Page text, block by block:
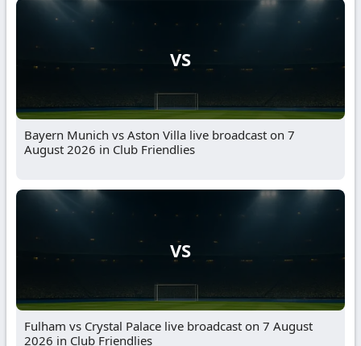
VS
Bayern Munich vs Aston Villa live broadcast on 7
August 2026 in Club Friendlies
VS
Fulham vs Crystal Palace live broadcast on 7 August
2026 in Club Friendlies